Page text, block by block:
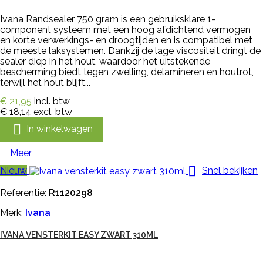
Ivana Randsealer 750 gram is een gebruiksklare 1-
component systeem met een hoog afdichtend vermogen
en korte verwerkings- en droogtijden en is compatibel met
de meeste laksystemen. Dankzij de lage viscositeit dringt de
sealer diep in het hout, waardoor het uitstekende
bescherming biedt tegen zwelling, delamineren en houtrot,
terwijl het hout blijft...
€ 21,95 incl. btw
€ 18,14 excl. btw
 In winkelwagen
Meer
Nieuw
 Snel bekijken
Referentie: R1120298
Merk: Ivana
IVANA VENSTERKIT EASY ZWART 310ML